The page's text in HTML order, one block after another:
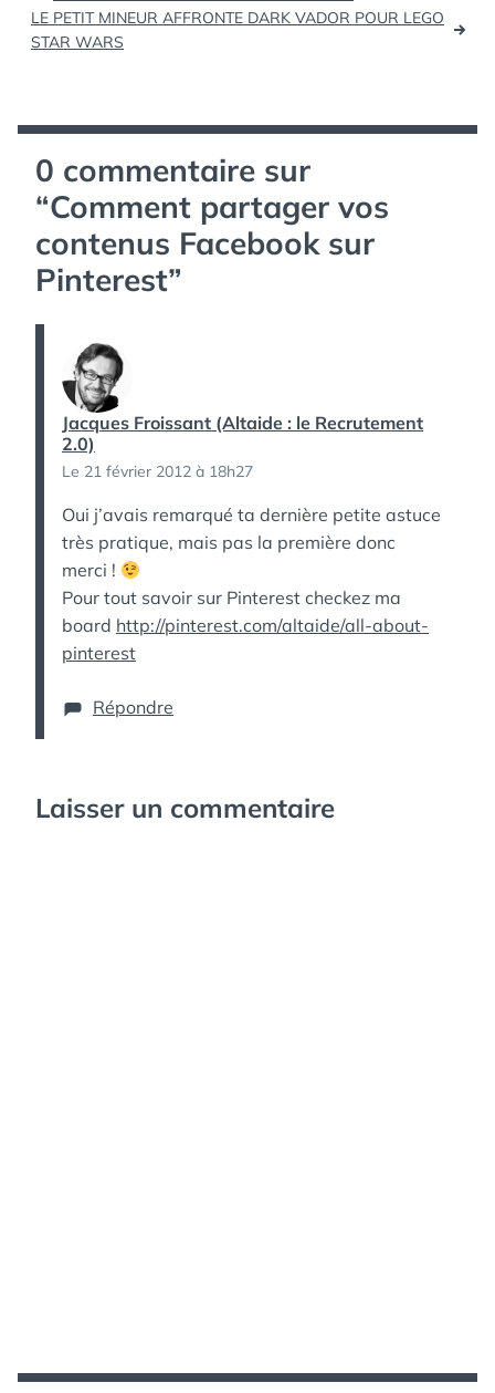
de
l’article
LE PETIT MINEUR AFFRONTE DARK VADOR POUR LEGO
STAR WARS
0 commentaire sur
“Comment partager vos
contenus Facebook sur
Pinterest”
Jacques Froissant (Altaide : le Recrutement
2.0)
Le 21 février 2012 à 18h27
Oui j’avais remarqué ta dernière petite astuce
très pratique, mais pas la première donc
merci !
Pour tout savoir sur Pinterest checkez ma
board http://pinterest.com/altaide/all-about-
pinterest
Répondre
Laisser un commentaire